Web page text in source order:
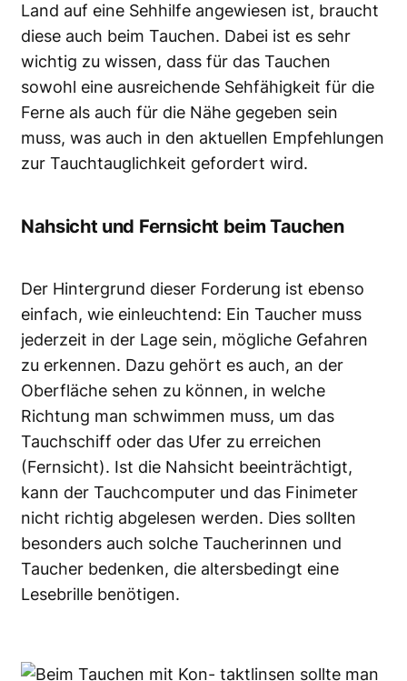
Land auf eine Sehhilfe angewiesen ist, braucht
diese auch beim Tauchen. Dabei ist es sehr
wichtig zu wissen, dass für das Tauchen
sowohl eine ausreichende Sehfähigkeit für die
Ferne als auch für die Nähe gegeben sein
muss, was auch in den aktuellen Empfehlungen
zur Tauchtauglichkeit gefordert wird.
Nahsicht und Fernsicht beim Tauchen
Der Hintergrund dieser Forderung ist ebenso
einfach, wie einleuchtend: Ein Taucher muss
jederzeit in der Lage sein, mögliche Gefahren
zu erkennen. Dazu gehört es auch, an der
Oberfläche sehen zu können, in welche
Richtung man schwimmen muss, um das
Tauchschiff oder das Ufer zu erreichen
(Fernsicht). Ist die Nahsicht beeinträchtigt,
kann der Tauchcomputer und das Finimeter
nicht richtig abgelesen werden. Dies sollten
besonders auch solche Taucherinnen und
Taucher bedenken, die altersbedingt eine
Lesebrille benötigen.